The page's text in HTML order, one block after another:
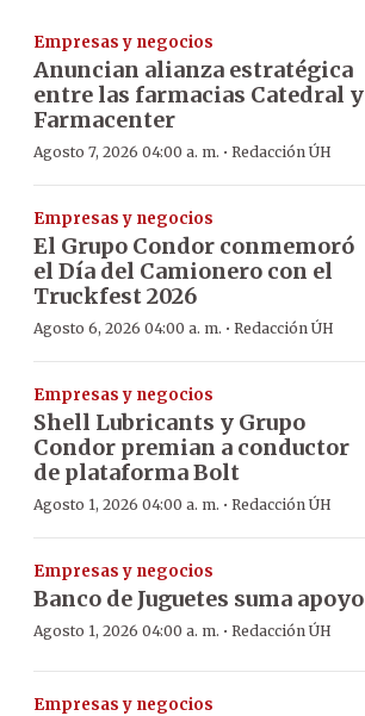
Empresas y negocios
Anuncian alianza estratégica
entre las farmacias Catedral y
Farmacenter
Agosto 7, 2026 04:00 a. m. · Redacción ÚH
Empresas y negocios
El Grupo Condor conmemoró
el Día del Camionero con el
Truckfest 2026
Agosto 6, 2026 04:00 a. m. · Redacción ÚH
Empresas y negocios
Shell Lubricants y Grupo
Condor premian a conductor
de plataforma Bolt
Agosto 1, 2026 04:00 a. m. · Redacción ÚH
Empresas y negocios
Banco de Juguetes suma apoyo
Agosto 1, 2026 04:00 a. m. · Redacción ÚH
Empresas y negocios